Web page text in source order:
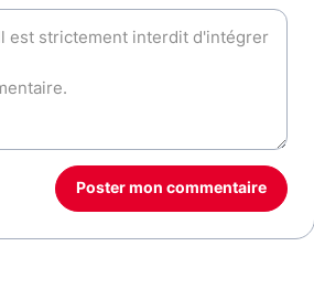
Poster mon commentaire